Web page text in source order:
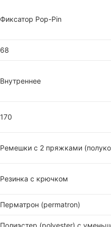
Фиксатор Pop-Pin
68
Внутреннее
170
Ремешки с 2 пряжками
Резинка с крючком
Перматрон (permatron)
Полиэстер (polyester) с